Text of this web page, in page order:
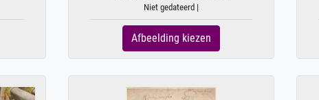
Niet gedateerd |
Afbeelding kiezen